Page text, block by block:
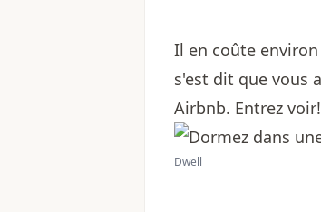
Il en coûte
s'est dit que vous
Airbnb. Entrez voir!
Dwell